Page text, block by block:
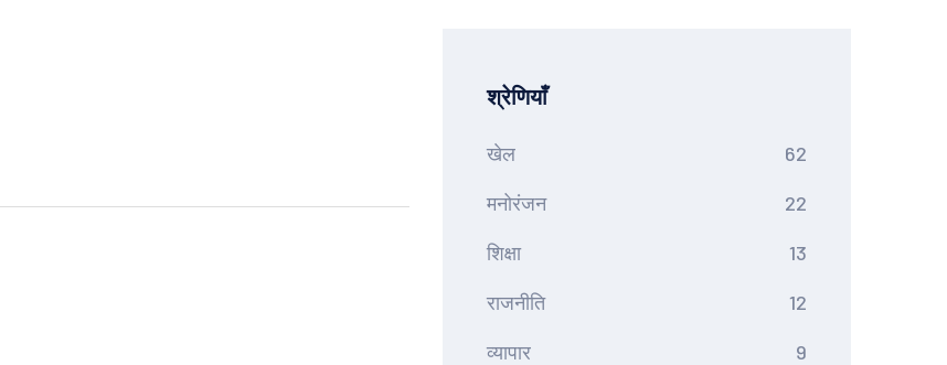
श्रेणियाँ
खेल 62
मनोरंजन 22
शिक्षा 13
राजनीति 12
व्यापार 9